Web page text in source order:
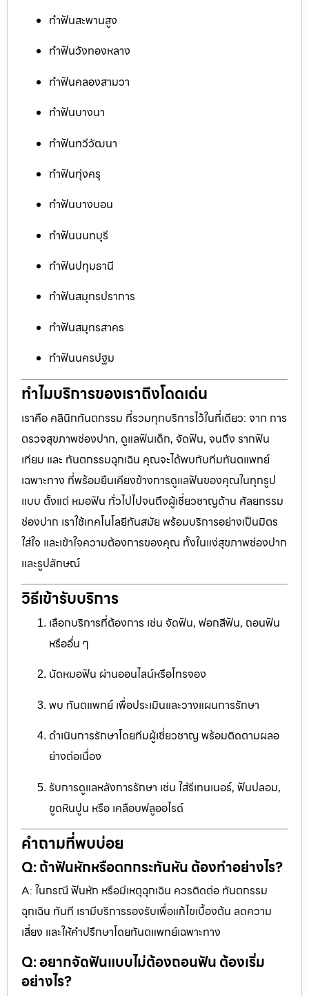
ทำฟันสะพานสูง
ทำฟันวังทองหลาง
ทำฟันคลองสามวา
ทำฟันบางนา
ทำฟันทวีวัฒนา
ทำฟันทุ่งครุ
ทำฟันบางบอน
ทำฟันนนทบุรี
ทำฟันปทุมธานี
ทำฟันสมุทรปราการ
ทำฟันสมุทรสาคร
ทำฟันนครปฐม
ทำไมบริการของเราถึงโดดเด่น
เราคือ คลินิกทันตกรรม ที่รวมทุกบริการไว้ในที่เดียว: จาก การ
ตรวจสุขภาพช่องปาก, ดูแลฟันเด็ก, จัดฟัน, จนถึง รากฟัน
เทียม และ ทันตกรรมฉุกเฉิน คุณจะได้พบกับทีมทันตแพทย์
เฉพาะทาง ที่พร้อมยืนเคียงข้างการดูแลฟันของคุณในทุกรูป
แบบ ตั้งแต่ หมอฟัน ทั่วไปไปจนถึงผู้เชี่ยวชาญด้าน ศัลยกรรม
ช่องปาก เราใช้เทคโนโลยีทันสมัย พร้อมบริการอย่างเป็นมิตร
ใส่ใจ และเข้าใจความต้องการของคุณ ทั้งในแง่สุขภาพช่องปาก
และรูปลักษณ์
วิธีเข้ารับบริการ
เลือกบริการที่ต้องการ เช่น จัดฟัน, ฟอกสีฟัน, ถอนฟัน
หรืออื่น ๆ
นัดหมอฟัน ผ่านออนไลน์หรือโทรจอง
พบ ทันตแพทย์ เพื่อประเมินและวางแผนการรักษา
ดำเนินการรักษาโดยทีมผู้เชี่ยวชาญ พร้อมติดตามผลอ
ย่างต่อเนื่อง
รับการดูแลหลังการรักษา เช่น ใส่รีเทนเนอร์, ฟันปลอม,
ขูดหินปูน หรือ เคลือบฟลูออไรด์
คำถามที่พบบ่อย
Q: ถ้าฟันหักหรือตกกระทันหัน ต้องทำอย่างไร?
A: ในกรณี ฟันหัก หรือมีเหตุฉุกเฉิน ควรติดต่อ ทันตกรรม
ฉุกเฉิน ทันที เรามีบริการรองรับเพื่อแก้ไขเบื้องต้น ลดความ
เสี่ยง และให้คำปรึกษาโดยทันตแพทย์เฉพาะทาง
Q: อยากจัดฟันแบบไม่ต้องถอนฟัน ต้องเริ่ม
อย่างไร?